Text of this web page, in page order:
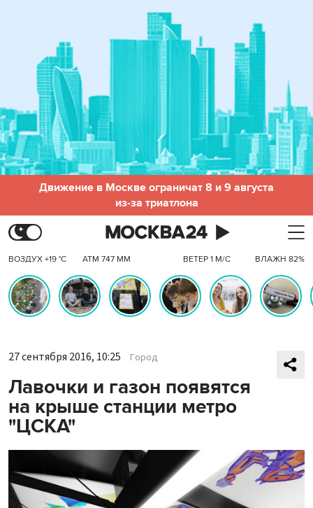
Движение в Москве ограничат 8 и 9 августа
из-за триатлона
ВОЗДУХ +19 °C АТМ 747 ММ ВЕТЕР 1 М/С ВЛАЖН 82%
27 сентября 2016, 10:25 Город
Лавочки и газон появятся
на крыше станции метро
"ЦСКА"